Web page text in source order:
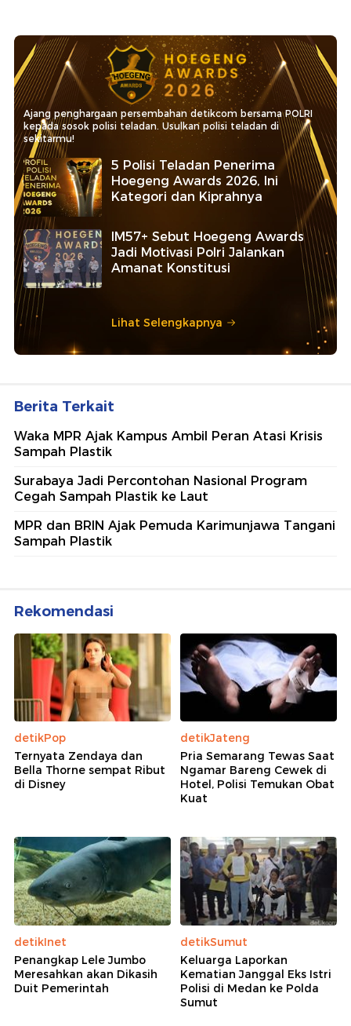
Ajang penghargaan persembahan detikcom bersama POLRI
kepada sosok polisi teladan. Usulkan polisi teladan di
sekitarmu!
5 Polisi Teladan Penerima
Hoegeng Awards 2026, Ini
Kategori dan Kiprahnya
IM57+ Sebut Hoegeng Awards
Jadi Motivasi Polri Jalankan
Amanat Konstitusi
Lihat Selengkapnya
Berita Terkait
Waka MPR Ajak Kampus Ambil Peran Atasi Krisis
Sampah Plastik
Surabaya Jadi Percontohan Nasional Program
Cegah Sampah Plastik ke Laut
MPR dan BRIN Ajak Pemuda Karimunjawa Tangani
Sampah Plastik
Rekomendasi
detikPop
Ternyata Zendaya dan
Bella Thorne sempat Ribut
di Disney
detikJateng
Pria Semarang Tewas Saat
Ngamar Bareng Cewek di
Hotel, Polisi Temukan Obat
Kuat
detikInet
Penangkap Lele Jumbo
Meresahkan akan Dikasih
Duit Pemerintah
detikSumut
Keluarga Laporkan
Kematian Janggal Eks Istri
Polisi di Medan ke Polda
Sumut